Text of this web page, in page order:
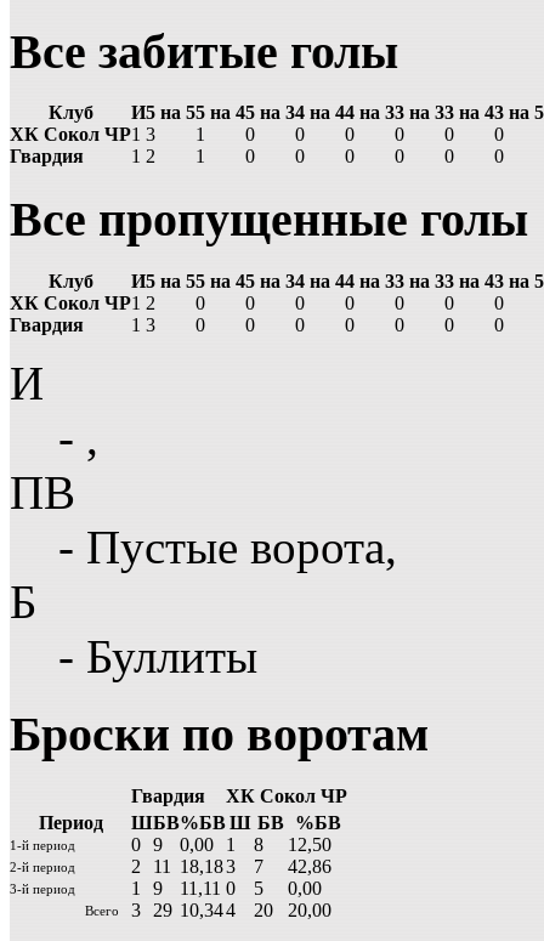
Все забитые голы
Клуб И5 на 55 на 45 на 34 на 44 на 33 на 33 на 43 на 5
ХК Сокол ЧР1 3 1 0 0 0 0 0
0
Гвардия
1 2 1 0 0 0 0 0 0
Все пропущенные голы
Клуб И5 на 55 на 45 на 34 на 44 на 33 на 33 на 43 на 5
ХК Сокол ЧР1 2 0 0 0 0 0 0
0
Гвардия
1 3 0 0 0 0 0 0 0
И
- ,
ПВ
- Пустые ворота,
Б
- Буллиты
Броски по воротам
Гвардия
ХК Сокол ЧР
Период
ШБВ%БВШ БВ %БВ
1-й период 0 9 0,00 1 8 12,50
2-й период 2 11 18,183 7 42,86
3-й период 1 9 11,11 0 5 0,00
Всего 3 29 10,344 20 20,00